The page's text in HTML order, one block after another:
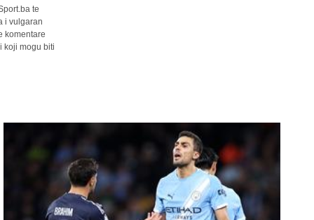
te
i vulgaran
komentare
koji mogu biti